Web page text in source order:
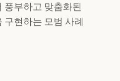
부하고 맞춤화된
구현하는 모범 사례